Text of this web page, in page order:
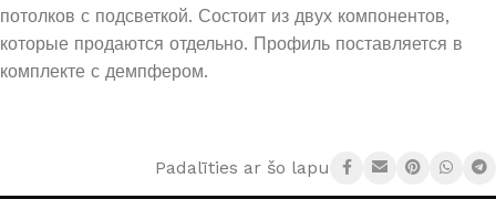
потолков с подсветкой. Состоит из двух компонентов,
которые продаются отдельно. Профиль поставляется в
комплекте с демпфером.
Padalīties ar šo lapu: